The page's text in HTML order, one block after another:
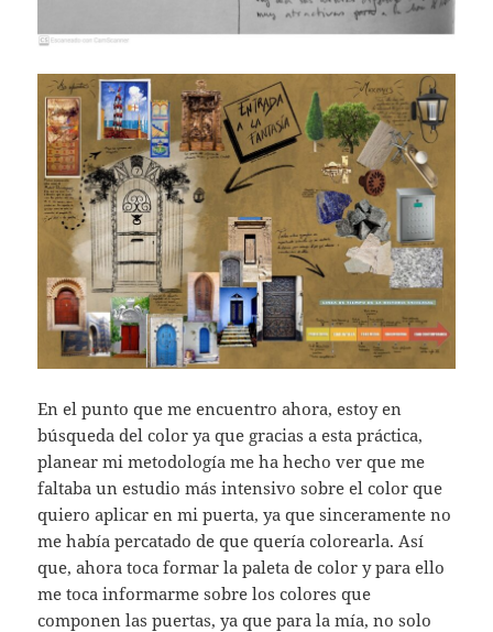
En el punto que me encuentro ahora, estoy en
búsqueda del color ya que gracias a esta práctica,
planear mi metodología me ha hecho ver que me
faltaba un estudio más intensivo sobre el color que
quiero aplicar en mi puerta, ya que sinceramente no
me había percatado de que quería colorearla. Así
que, ahora toca formar la paleta de color y para ello
me toca informarme sobre los colores que
componen las puertas, ya que para la mía, no solo